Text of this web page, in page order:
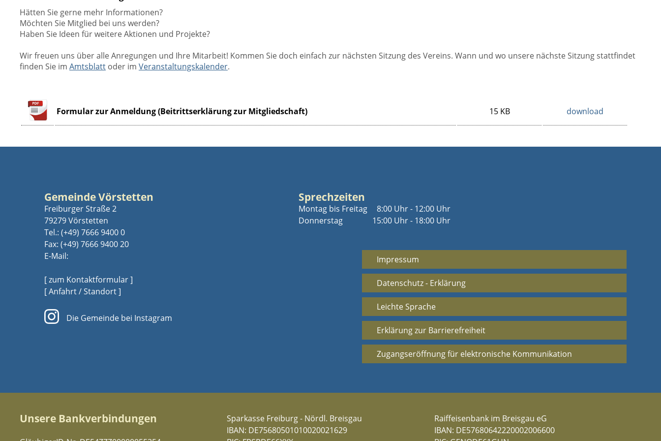
Hätten Sie gerne mehr Informationen?
Möchten Sie Mitglied bei uns werden?
Haben Sie Ideen für weitere Aktionen und Projekte?
Wir freuen uns über alle Anregungen und Ihre Mitarbeit! Kommen Sie doch einfach zur nächsten Sitzung des Vereins. Wann und wo unsere nächste Sitzung stattfindet
finden Sie im Amtsblatt oder im Veranstaltungskalender.
Formular zur Anmeldung (Beitrittserklärung zur Mitgliedschaft) 15 KB download
Gemeinde Vörstetten
Freiburger Straße 2
79279 Vörstetten
Tel.: (+49) 7666 9400 0
Fax: (+49) 7666 9400 20
E-Mail:
[ zum Kontaktformular ]
[ Anfahrt / Standort ]
Die Gemeinde bei Instagram
Sprechzeiten
Montag bis Freitag
Donnerstag
8:00 Uhr - 12:00 Uhr
15:00 Uhr - 18:00 Uhr
Impressum
Datenschutz - Erklärung
Leichte Sprache
Erklärung zur Barrierefreiheit
Zugangseröffnung für elektronische Kommunikation
Unsere Bankverbindungen
Sparkasse Freiburg - Nördl. Breisgau
IBAN: DE75680501010020021629
Raiffeisenbank im Breisgau eG
IBAN: DE57680642220002006600